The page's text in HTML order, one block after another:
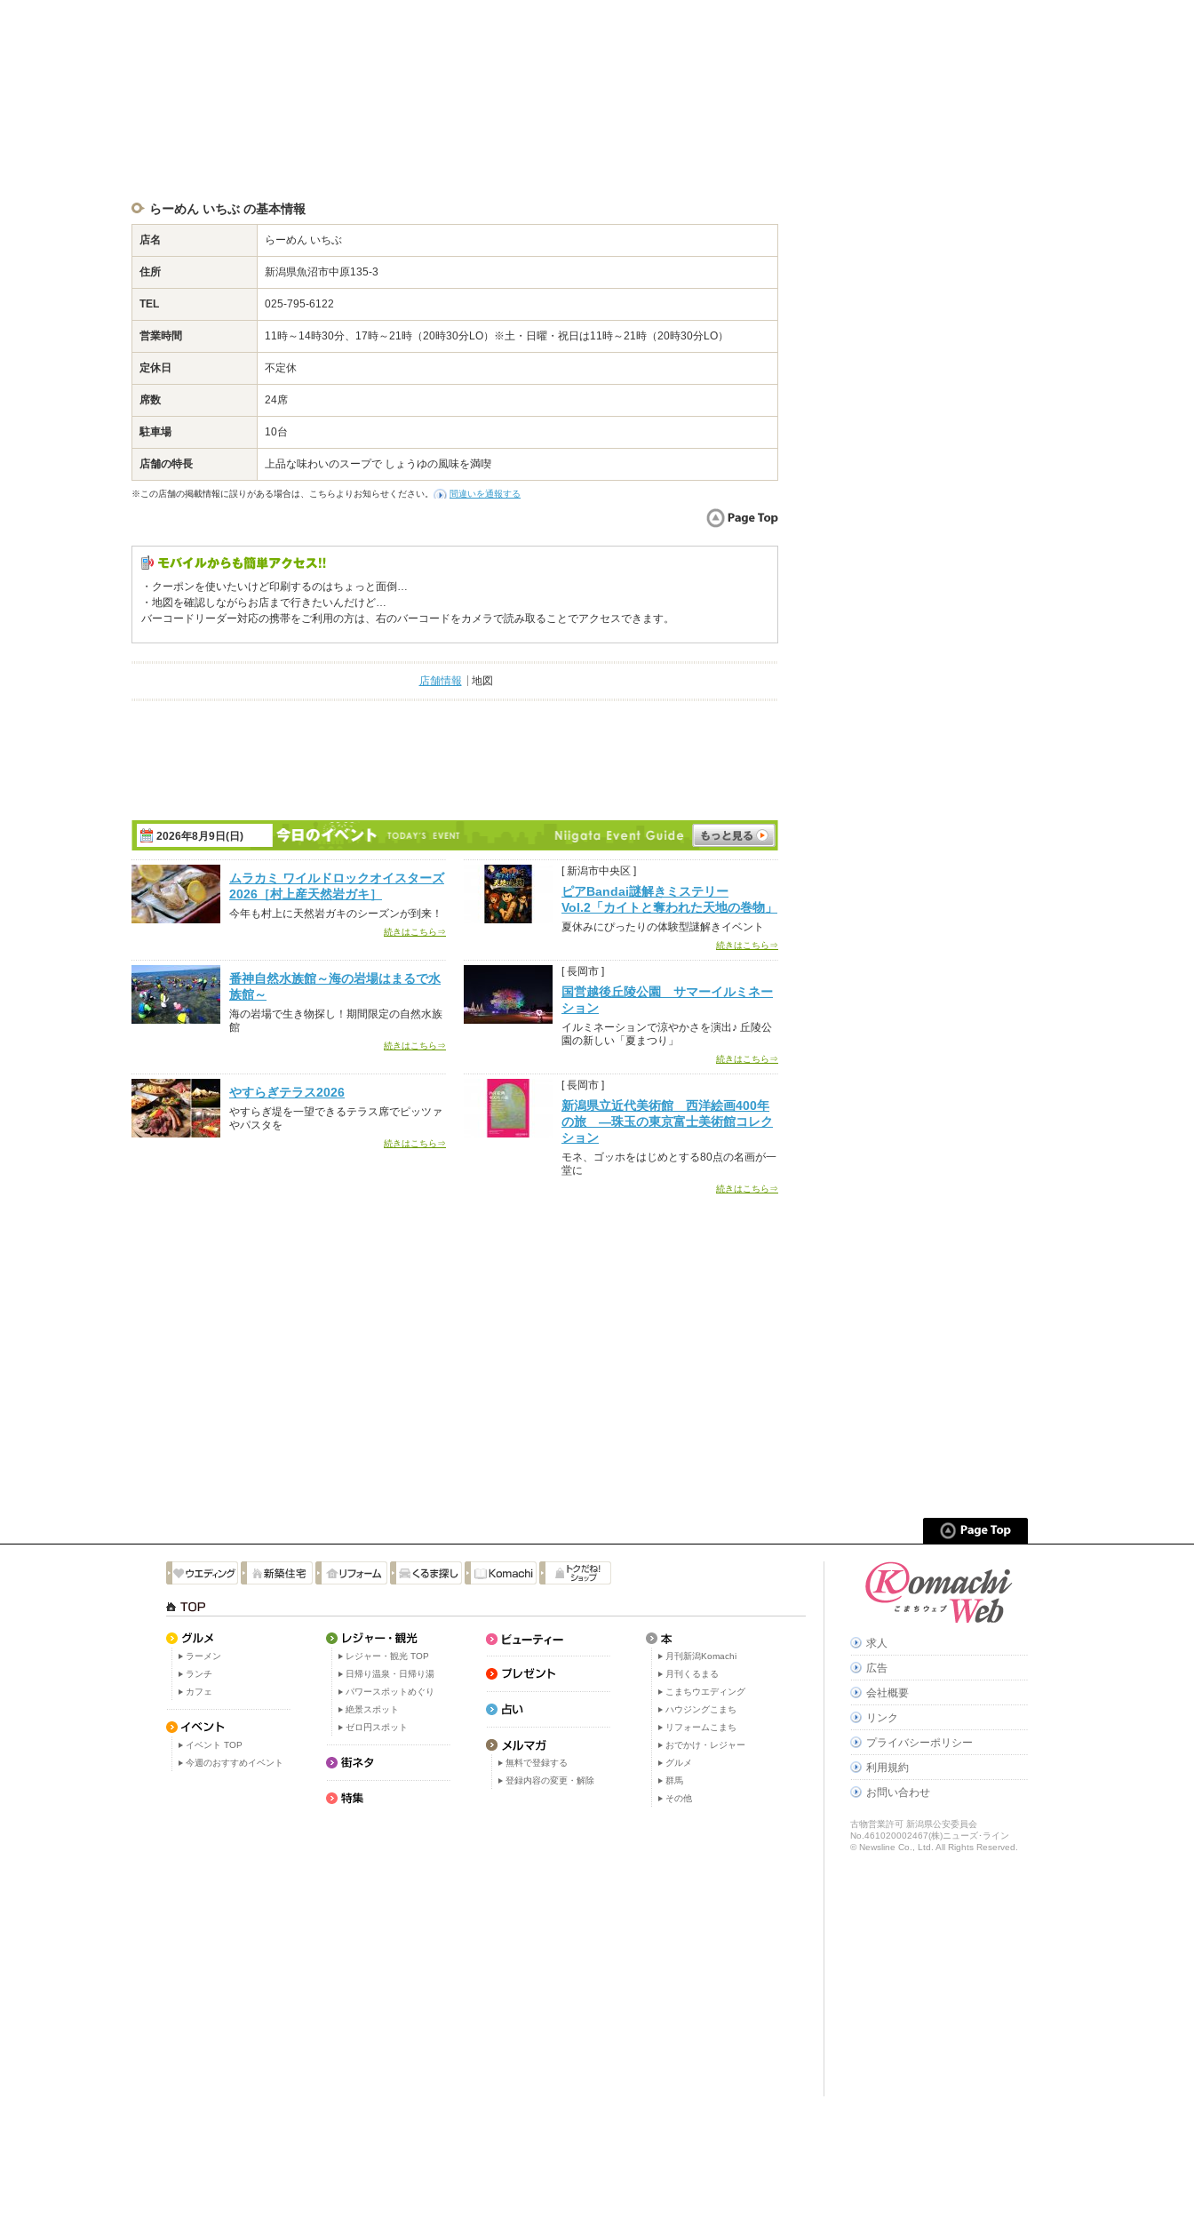
らーめん いちぶ の基本情報
店名 らーめん いちぶ
住所 新潟県魚沼市中原135-3
TEL 025-795-6122
営業時間 11時～14時30分、17時～21時（20時30分LO）※土・日曜・祝日は11時～21時（20時30分LO）
定休日 不定休
席数 24席
駐車場 10台
店舗の特長 上品な味わいのスープで しょうゆの風味を満喫
※この店舗の掲載情報に誤りがある場合は、こちらよりお知らせください。 間違いを通報する
・クーポンを使いたいけど印刷するのはちょっと面倒…
・地図を確認しながらお店まで行きたいんだけど…
バーコードリーダー対応の携帯をご利用の方は、右のバーコードをカメラで読み取ることでアクセスできます。
店舗情報 地図
2026年8月9日(日)
ムラカミ ワイルドロックオイスターズ
2026［村上産天然岩ガキ］
今年も村上に天然岩ガキのシーズンが到来！
続きはこちら⇒
[ 新潟市中央区 ]
ピアBandai謎解きミステリー
Vol.2「カイトと奪われた天地の巻物」
夏休みにぴったりの体験型謎解きイベント
続きはこちら⇒
番神自然水族館～海の岩場はまるで水
族館～
海の岩場で生き物探し！期間限定の自然水族
館
続きはこちら⇒
[ 長岡市 ]
国営越後丘陵公園 サマーイルミネー
ション
イルミネーションで涼やかさを演出♪ 丘陵公
園の新しい「夏まつり」
続きはこちら⇒
やすらぎテラス2026
やすらぎ堤を一望できるテラス席でピッツァ
やパスタを
続きはこちら⇒
[ 長岡市 ]
新潟県立近代美術館 西洋絵画400年
の旅 ―珠玉の東京富士美術館コレク
ション
モネ、ゴッホをはじめとする80点の名画が一
堂に
続きはこちら⇒
ラーメン
ランチ
カフェ
イベント TOP
今週のおすすめイベント
レジャー・観光 TOP
日帰り温泉・日帰り湯
パワースポットめぐり
絶景スポット
ゼロ円スポット
無料で登録する
登録内容の変更・解除
月刊新潟Komachi
月刊くるまる
こまちウエディング
ハウジングこまち
リフォームこまち
おでかけ・レジャー
グルメ
群馬
その他
求人
広告
会社概要
リンク
プライバシーポリシー
利用規約
お問い合わせ
古物営業許可 新潟県公安委員会
No.461020002467(株)ニューズ･ライン
© Newsline Co., Ltd. All Rights Reserved.